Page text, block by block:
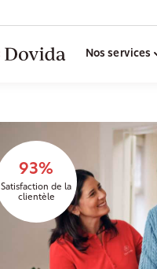
Nos services
93%
Satisfaction de la
clientèle